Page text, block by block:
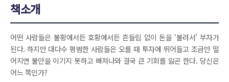
책소개
어떤 사람들은 불황에서든 호황에서든 흔들림 없이 돈을 ‘불려서’ 부자가
된다. 하지만 대다수 평범한 사람들은 오를 때 투자에 뛰어들고 조금만 떨
어지면 불안을 이기지 못하고 빠져나와 결국 큰 기회를 잃곤 한다. 당신은
어느 쪽인가?